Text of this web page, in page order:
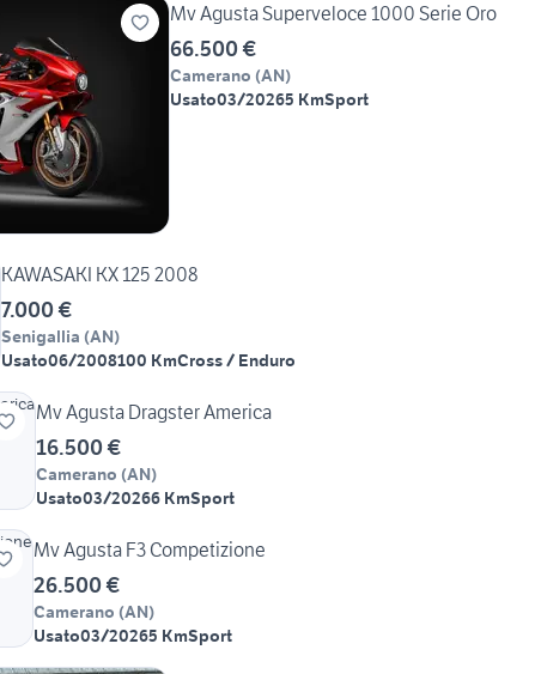
Mv Agusta Superveloce 1000 Serie Oro
66.500 €
Camerano (AN)
Usato03/20265 KmSport
KAWASAKI KX 125 2008
7.000 €
Senigallia (AN)
Usato06/2008100 KmCross / Enduro
Mv Agusta Dragster America
16.500 €
Camerano (AN)
Usato03/20266 KmSport
Mv Agusta F3 Competizione
26.500 €
Camerano (AN)
Usato03/20265 KmSport